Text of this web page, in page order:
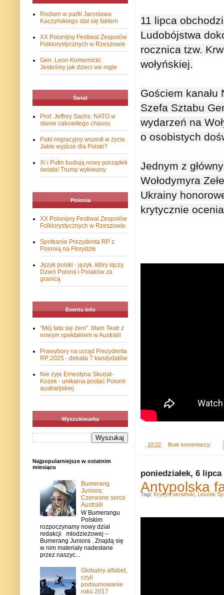
11 lipca
Ludobójstwa
rocznica tzw.
wołyńskiej.
Gościem
Szefa Sztabu
wydarzeń na
o osobistych
Jednym z
Wołodymyra
Ukrainy
krytycznie
10:22 Brak komentarzy:
poniedziałek, 6 lipca
Antypolska
Tagi: Kryzys ukraiński Leszek
Rozłam w partii Jarosława
Kaczyńskiego stał się faktem
XX Polonijny Festiwal Zespołów
Folklorystycznych w Rzeszowie
Gen. Leon Komornicki:
Jesteśmy jak dzieci we mgle
Świat
Prof. Jeffrey Sachs: NATO w
stanie cakowitego chaosu
Pakt migracyjny wszedł w życie.
Jakie wyjście dla Polski?
Xi i Putin budują nowy porządek
świata! Trump wykiwany
Polonia
XX Polonijny Festiwal Zespołów
Folklorystycznych w Rzeszowie
Spotkanie Prezydenta RP z
Polonią na Florydzie
Język polski - język, który łączy.
Dzień Polonii i Polaków za
granicą
Events Info
"Mój tata się żeni". Mam Teatr z
nowym spektaklem w Australii
Prawybory na urząd Prezydenta
RP 2025 - debata 7 kandydatów
Nie żyje Ernestyna Skurjat-
Kozek - unikalna postać Polonii
australijskiej
Wyszukiwarka
Najpopularniejsze w ostatnim
miesiącu
Bumerang
Juniora:
Czerwone serce
Australii
W Bumerangu
Polskim
rozpoczynamy nowy dział
redakcji młodzieżowej –
Bumerang Juniora . Znajdą się
w nim materiały nadesłane
przez naszyc...
Globalny alfabet,
czyli
podsumowanie
roku 2017